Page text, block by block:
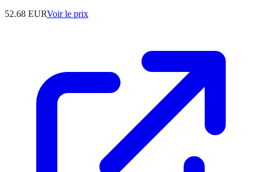
52.68 EURVoir le prix